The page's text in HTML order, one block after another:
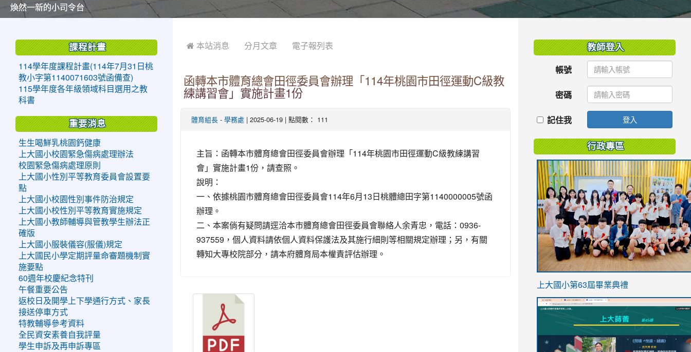
美麗的操場是我們活力的來源
美麗的操場是我們活力的來源
煥然一新的小司令台
煥然一新的小司令台
富含桃園埤塘田園風光意象的中廊
富含桃園埤塘田園風光意象的中廊
嶄新的中庭廣場
嶄新的中庭廣場
水生池生生不息
水生池生生不息
 本站消息 分月文章 電子報列表
函轉本市體育總會田徑委員會辦理「114年桃園市田徑運動C級教
練講習會」實施計畫1份
體育組長 - 學務處 | 2025-06-19 | 點閱數： 111
主旨：函轉本市體育總會田徑委員會辦理「114年桃園市田徑運動C級教練講習
會」實施計畫1份，請查照。
說明：
一、依據桃園市體育總會田徑委員會114年6月13日桃體總田字第1140000005號函
辦理。
二、本案倘有疑問請逕洽本市體育總會田徑委員會聯絡人余青忠，電話：0936-
937559，個人資料請依個人資料保護法及其施行細則等相關規定辦理；另，有關
轉知大專校院部分，請本府體育局本權責評估辦理。
課程計畫
114學年度課程計畫(114年7月31日桃
教小字第1140071603號函備查)
115學年度各年級領域科目選用之教
科書
重要消息
生生喝鮮乳桃園鈣健康
上大國小校園緊急傷病處理辦法
校園緊急傷病處理原則
上大國小性別平等教育委員會設置要
點
上大國小校園性別事件防治規定
上大國小校性別平等教育實施規定
上大國小教師輔導與管教學生辦法正
確版
上大國小服裝儀容(服儀)規定
上大國民小學定期評量命審題機制實
施要點
60週年校慶紀念特刊
午餐重要公告
返校日及開學上下學通行方式、家長
接送停車方式
特教輔導參考資料
全民資安素養自我評量
學生申訴及再申訴專區
教師登入
帳號
密碼
記住我 登入
行政專區
link
https://sites.google.com/stes.tyc.edu.tw/
上大國小第63屆畢業典禮
link